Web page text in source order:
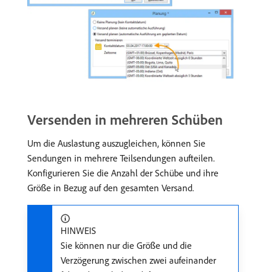
Versenden in mehreren Schüben
Um die Auslastung auszugleichen, können Sie
Sendungen in mehrere Teilsendungen aufteilen.
Konfigurieren Sie die Anzahl der Schübe und ihre
Größe in Bezug auf den gesamten Versand.
HINWEIS
Sie können nur die Größe und die
Verzögerung zwischen zwei aufeinander